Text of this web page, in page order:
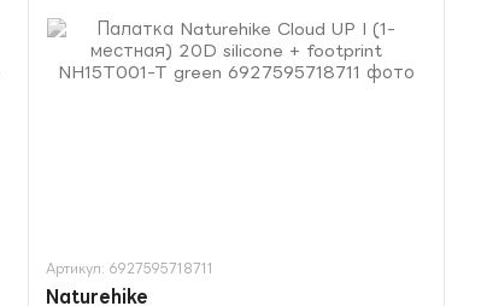
Артикул: 6927595718711
Naturehike